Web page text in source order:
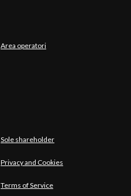
Area operatori
Sole shareholder
Privacy and Cookies
Terms of Service